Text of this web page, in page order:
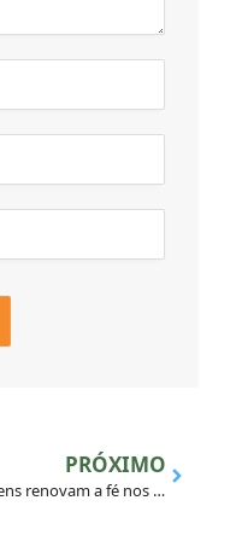
PRÓXIMO
Jovens renovam a fé nos Exercícios Espirituais em BH